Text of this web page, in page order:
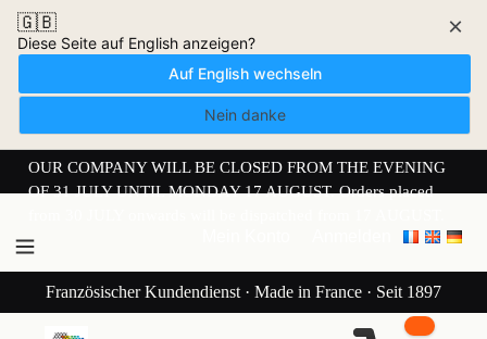
🇬🇧
Diese Seite auf English anzeigen?
Auf English wechseln
Nein danke
×
OUR COMPANY WILL BE CLOSED FROM THE EVENING
OF 31 JULY UNTIL MONDAY 17 AUGUST. Orders placed
Französischer Kundendienst · Made in France · Seit 1897